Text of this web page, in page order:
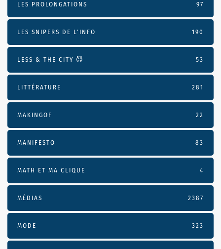
LES PROLONGATIONS 97
LES SNIPERS DE L’INFO 190
LESS & THE CITY 😈 53
LITTÉRATURE 281
MAKINGOF 22
MANIFESTO 83
MATH ET MA CLIQUE 4
MÉDIAS 2387
MODE 323